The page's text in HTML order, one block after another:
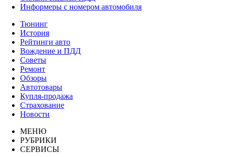
Информеры с номером автомобиля
Тюнинг
История
Рейтинги авто
Вождение и ПДД
Советы
Ремонт
Обзоры
Автотовары
Купля-продажа
Страхование
Новости
МЕНЮ
РУБРИКИ
СЕРВИСЫ